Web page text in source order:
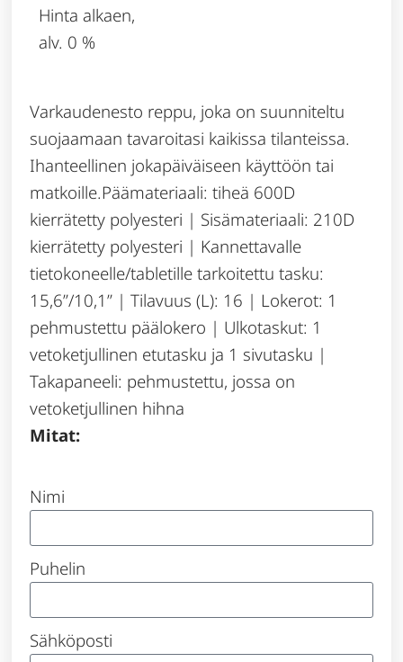
Hinta alkaen,
alv. 0 %
Varkaudenesto reppu, joka on suunniteltu
suojaamaan tavaroitasi kaikissa tilanteissa.
Ihanteellinen jokapäiväiseen käyttöön tai
matkoille.Päämateriaali: tiheä 600D
kierrätetty polyesteri | Sisämateriaali: 210D
kierrätetty polyesteri | Kannettavalle
tietokoneelle/tabletille tarkoitettu tasku:
15,6”/10,1” | Tilavuus (L): 16 | Lokerot: 1
pehmustettu päälokero | Ulkotaskut: 1
vetoketjullinen etutasku ja 1 sivutasku |
Takapaneeli: pehmustettu, jossa on
vetoketjullinen hihna
Mitat:
Nimi
Puhelin
Sähköposti